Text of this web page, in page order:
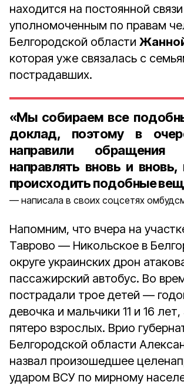
находится на постоянной
уполномоченным по правам
Белгородской области
которая уже связалась с
пострадавших.
«Мы собираем все
доклад, поэтому в
направили
направлять вновь и
происходить подобные
написала в своих соцсетях
Напомним, что вчера на
Таврово — Никольское в
округе украинских дрон
пассажирский автобус. Во
пострадали трое детей —
девочка и мальчики 11 и 16
пятеро взрослых. Врио
Белгородской области
назвал произошедшее
ударом ВСУ по мирному